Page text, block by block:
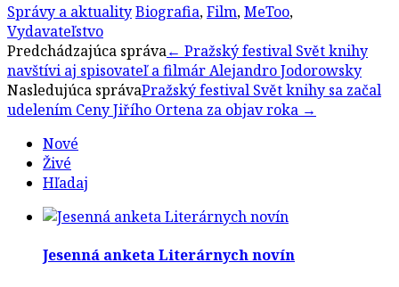
Správy a aktualityBiografia,Film,MeToo,
Vydavateľstvo
Post
navigation
Predchádzajúca správa← Pražský festival Svět knihy
navštívi aj spisovateľ a filmár Alejandro Jodorowsky
Nasledujúca správaPražský festival Svět knihy sa začal
udelením Ceny Jiřího Ortena za objav roka →
Nové
Živé
Hľadaj
Jesenná anketa Literárnych novín